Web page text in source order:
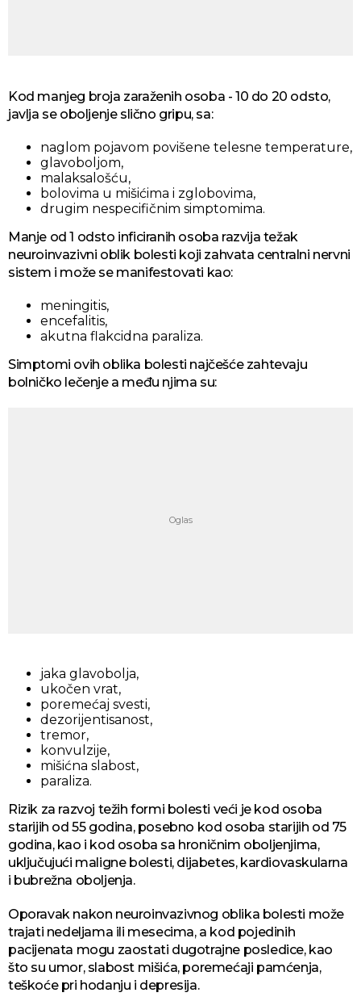
Kod manjeg broja zaraženih osoba - 10 do 20 odsto,
javlja se oboljenje slično gripu, sa:
naglom pojavom povišene telesne temperature,
glavoboljom,
malaksalošću,
bolovima u mišićima i zglobovima,
drugim nespecifičnim simptomima.
Manje od 1 odsto inficiranih osoba razvija težak
neuroinvazivni oblik bolesti koji zahvata centralni nervni
sistem i može se manifestovati kao:
meningitis,
encefalitis,
akutna flakcidna paraliza.
Simptomi ovih oblika bolesti najčešće zahtevaju
bolničko lečenje a među njima su:
jaka glavobolja,
ukočen vrat,
poremećaj svesti,
dezorijentisanost,
tremor,
konvulzije,
mišićna slabost,
paraliza.
Rizik za razvoj težih formi bolesti veći je kod osoba
starijih od 55 godina, posebno kod osoba starijih od 75
godina, kao i kod osoba sa hroničnim oboljenjima,
uključujući maligne bolesti, dijabetes, kardiovaskularna
i bubrežna oboljenja.
Oporavak nakon neuroinvazivnog oblika bolesti može
trajati nedeljama ili mesecima, a kod pojedinih
pacijenata mogu zaostati dugotrajne posledice, kao
što su umor, slabost mišića, poremećaji pamćenja,
teškoće pri hodanju i depresija.